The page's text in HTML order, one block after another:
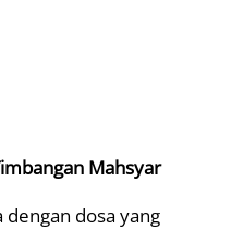
Mahsyar
dengan dosa yang